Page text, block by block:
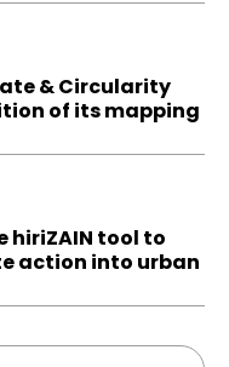
& Circularity
of its mapping
hiriZAIN tool to
action into urban